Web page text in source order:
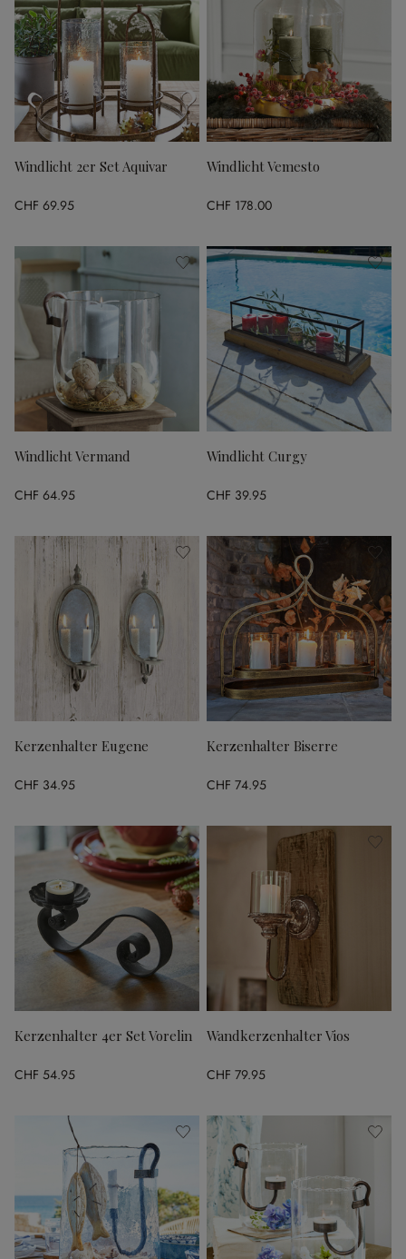
Windlicht 2er Set Aquivar
CHF 69.95
Windlicht Vemesto
CHF 178.00
Windlicht Vermand
CHF 64.95
Windlicht Curgy
CHF 39.95
Kerzenhalter Eugene
CHF 34.95
Kerzenhalter Biserre
CHF 74.95
Kerzenhalter 4er Set Vorelin
CHF 54.95
Wandkerzenhalter Vios
CHF 79.95